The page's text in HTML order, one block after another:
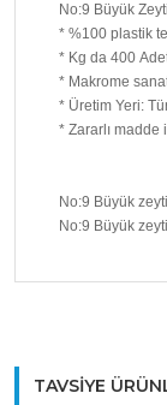
No:9 Büyük
* %100 plastik
* Kg da 400
* Makrome
* Üretim Yeri:
* Zararlı madde
No:9 Büyük
No:9 Büyük
TAVSİYE